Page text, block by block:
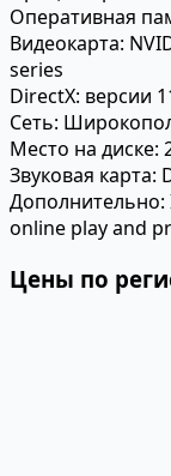
Оперативная
Видеокарта:
series
DirectX: версии
Сеть:
Место на диске:
Звуковая карта:
Дополнительно:
online play and
Цены по